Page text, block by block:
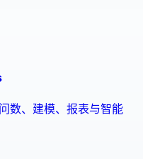
数、建模、报表与智能